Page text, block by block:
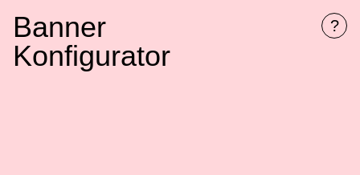
Banner
Konfigurator
?